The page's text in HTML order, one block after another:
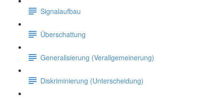
Signalaufbau
Überschattung
Generalisierung (Verallgemeinerung)
Diskriminierung (Unterscheidung)